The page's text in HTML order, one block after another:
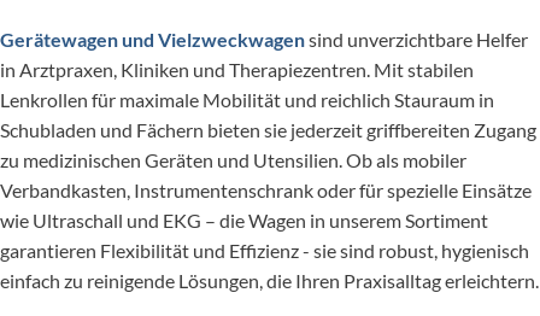
Gerätewagen und Vielzweckwagensind unverzichtbare Helfer
in Arztpraxen, Kliniken und Therapiezentren. Mit stabilen
Lenkrollen für maximale Mobilität und reichlich Stauraum in
Schubladen und Fächern bieten sie jederzeit griffbereiten Zugang
zu medizinischen Geräten und Utensilien. Ob als mobiler
Verbandkasten, Instrumentenschrank oder für spezielle Einsätze
wie Ultraschall und EKG – die Wagen in unserem Sortiment
garantieren Flexibilität und Effizienz - sie sind robust, hygienisch
einfach zu reinigende Lösungen, die Ihren Praxisalltag erleichtern.